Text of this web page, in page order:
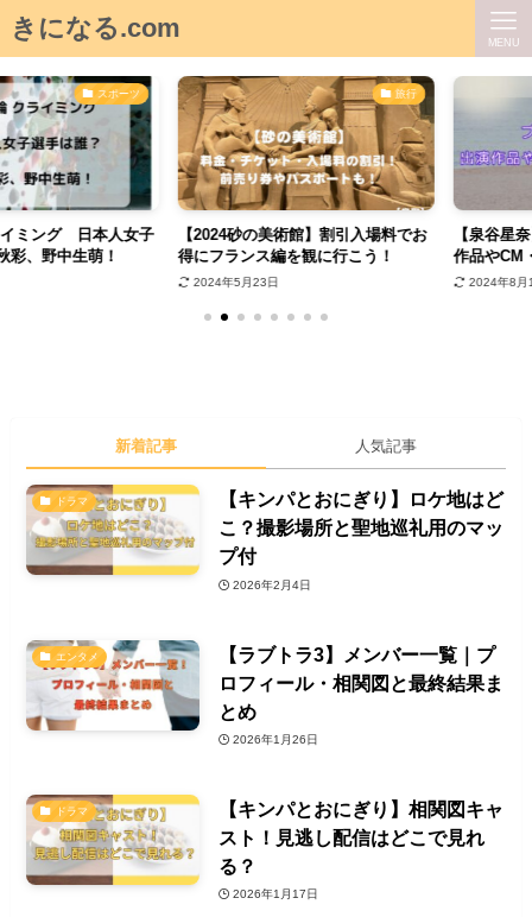
きになる.com MENU
スポーツ
ング 日本人女子
、野中生萌！
旅行
【2024砂の美術館】割引入場料でお
得にフランス編を観に行こう！
2024年5月23日
【泉谷星奈
作品やCM
2024年8月13
新着記事 人気記事
ドラマ
【キンパとおにぎり】ロケ地はど
こ？撮影場所と聖地巡礼用のマッ
プ付
2026年2月4日
エンタメ
【ラブトラ3】メンバー一覧｜プ
ロフィール・相関図と最終結果ま
とめ
2026年1月26日
ドラマ
【キンパとおにぎり】相関図キャ
スト！見逃し配信はどこで見れ
る？
2026年1月17日